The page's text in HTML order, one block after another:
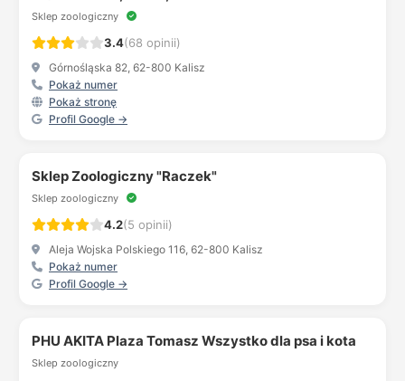
Sklep zoologiczny
3.4(68 opinii)
Górnośląska 82, 62-800 Kalisz
Pokaż numer
Pokaż stronę
Profil Google →
Sklep Zoologiczny "Raczek"
Sklep zoologiczny
4.2(5 opinii)
Aleja Wojska Polskiego 116, 62-800 Kalisz
Pokaż numer
Profil Google →
PHU AKITA Plaza Tomasz Wszystko dla psa i kota
Sklep zoologiczny